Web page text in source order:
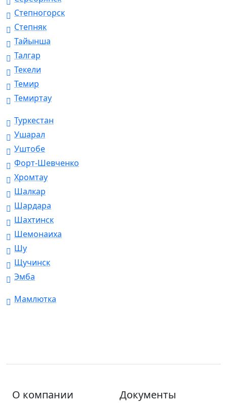
Степногорск
Степняк
Тайынша
Талгар
Текели
Темир
Темиртау
Туркестан
Ушарал
Уштобе
Форт-Шевченко
Хромтау
Шалкар
Шардара
Шахтинск
Шемонаиха
Шу
Щучинск
Эмба
Мамлютка
О компании Документы